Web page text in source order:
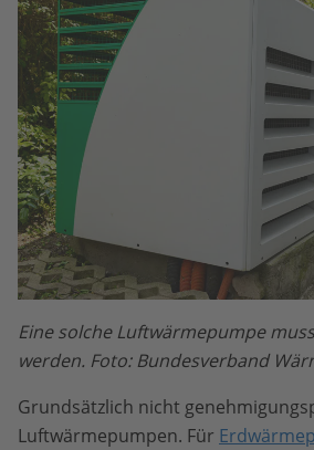
Eine solche Luftwärmepumpe
werden. Foto: Bundesverband
Grundsätzlich nicht
Luftwärmepumpen. Für